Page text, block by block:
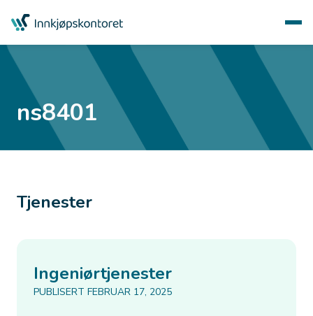
ns8401
Tjenester
Ingeniørtjenester
PUBLISERT FEBRUAR 17, 2025